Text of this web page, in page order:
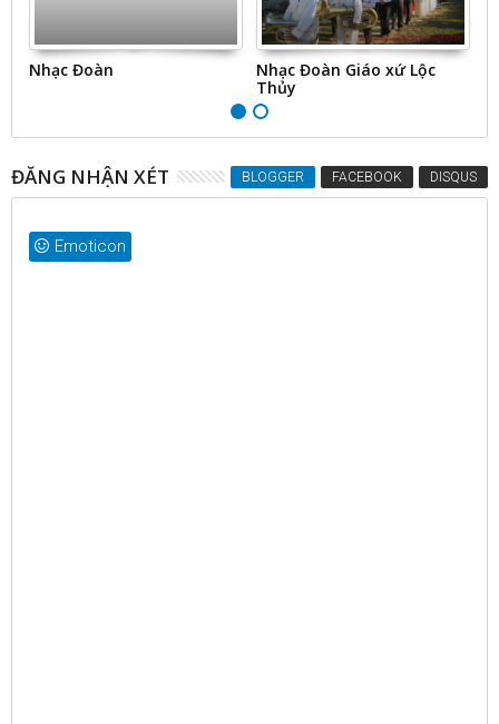
Nhạc Đoàn
Nhạc Đoàn Giáo xứ Lộc
Thủy
ĐĂNG NHẬN XÉT BLOGGER FACEBOOK DISQUS
Emoticon